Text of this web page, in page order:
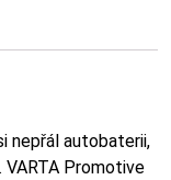
nepřál autobaterii,
VARTA Promotive